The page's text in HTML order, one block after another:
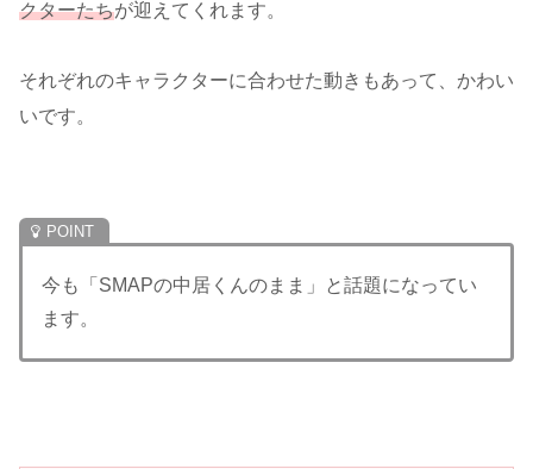
クターたちが迎えてくれます。
それぞれのキャラクターに合わせた動きもあって、かわい
いです。
今も「SMAPの中居くんのまま」と話題になってい
ます。